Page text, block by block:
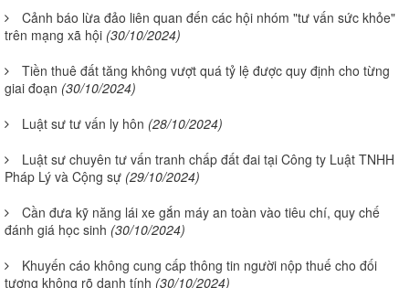
Cảnh báo lừa đảo liên quan đến các hội nhóm "tư vấn sức khỏe"
trên mạng xã hội (30/10/2024)
Tiền thuê đất tăng không vượt quá tỷ lệ được quy định cho từng
giai đoạn (30/10/2024)
Luật sư tư vấn ly hôn (28/10/2024)
Luật sư chuyên tư vấn tranh chấp đất đai tại Công ty Luật TNHH
Pháp Lý và Cộng sự (29/10/2024)
Cần đưa kỹ năng lái xe gắn máy an toàn vào tiêu chí, quy chế
đánh giá học sinh (30/10/2024)
Khuyến cáo không cung cấp thông tin người nộp thuế cho đối
tượng không rõ danh tính (30/10/2024)